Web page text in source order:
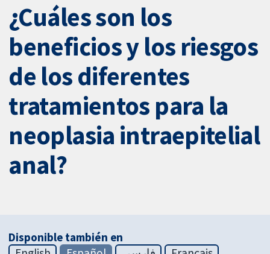
¿Cuáles son los
beneficios y los riesgos
de los diferentes
tratamientos para la
neoplasia intraepitelial
anal?
Disponible también en